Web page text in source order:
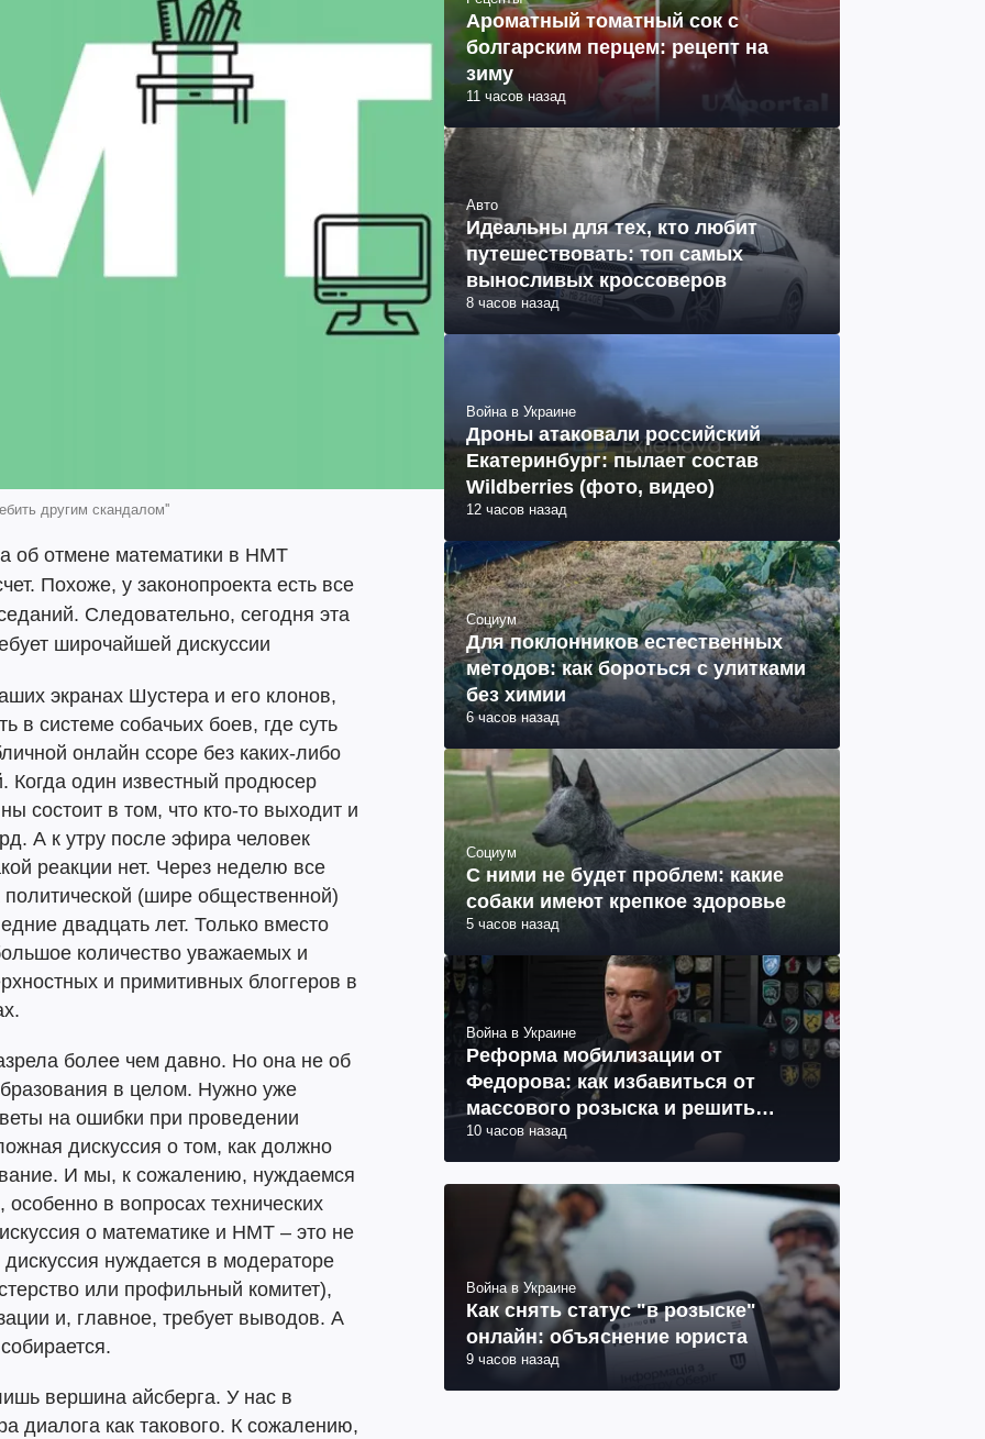
другим скандалом''
об отмене математики в НМТ
Похоже, у законопроекта есть все
Следовательно, сегодня эта
широчайшей дискуссии
экранах Шустера и его клонов,
в системе собачьих боев, где суть
онлайн ссоре без каких-либо
Когда один известный продюсер
состоит в том, что кто-то выходит и
А к утру после эфира человек
реакции нет. Через неделю все
политической (шире общественной)
двадцать лет. Только вместо
количество уважаемых и
и примитивных блоггеров в
более чем давно. Но она не об
в целом. Нужно уже
на ошибки при проведении
дискуссия о том, как должно
И мы, к сожалению, нуждаемся
в вопросах технических
о математике и НМТ – это не
нуждается в модераторе
или профильный комитет),
и, главное, требует выводов. А
вершина айсберга. У нас в
диалога как такового. К сожалению,
Ароматный томатный сок с
болгарским перцем: рецепт на
зиму
11 часов назад
Авто
Идеальны для тех, кто любит
путешествовать: топ самых
выносливых кроссоверов
8 часов назад
Война в Украине
Дроны атаковали российский
Екатеринбург: пылает состав
Wildberries (фото, видео)
12 часов назад
Социум
Для поклонников естественных
методов: как бороться с улитками
без химии
6 часов назад
Социум
С ними не будет проблем: какие
собаки имеют крепкое здоровье
5 часов назад
Война в Украине
Реформа мобилизации от
Федорова: как избавиться от
массового розыска и решить
проблему СОЧ
10 часов назад
Война в Украине
Как снять статус "в розыске"
онлайн: объяснение юриста
9 часов назад